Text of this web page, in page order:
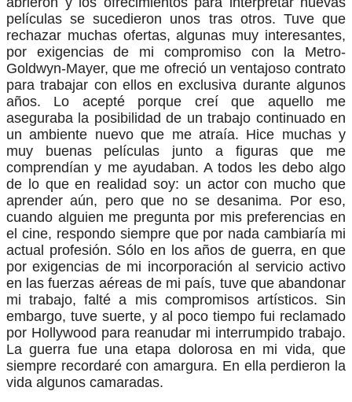
películas se sucedieron unos tras otros. Tuve que
rechazar muchas ofertas, algunas muy interesantes,
por exigencias de mi compromiso con la Metro-
Goldwyn-Mayer, que me ofreció un ventajoso contrato
para trabajar con ellos en exclusiva durante algunos
años. Lo acepté porque creí que aquello me
aseguraba la posibilidad de un trabajo continuado en
un ambiente nuevo que me atraía. Hice muchas y
muy buenas películas junto a figuras que me
comprendían y me ayudaban. A todos les debo algo
de lo que en realidad soy: un actor con mucho que
aprender aún, pero que no se desanima. Por eso,
cuando alguien me pregunta por mis preferencias en
el cine, respondo siempre que por nada cambiaría mi
actual profesión. Sólo en los años de guerra, en que
por exigencias de mi incorporación al servicio activo
en las fuerzas aéreas de mi país, tuve que abandonar
mi trabajo, falté a mis compromisos artísticos. Sin
embargo, tuve suerte, y al poco tiempo fui reclamado
por Hollywood para reanudar mi interrumpido trabajo.
La guerra fue una etapa dolorosa en mi vida, que
siempre recordaré con amargura. En ella perdieron la
vida algunos camaradas.